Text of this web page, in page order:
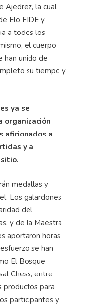
Ajedrez, la cual
Elo FIDE y
a todos los
el cuerpo
han unido de
su tiempo y
ya se
aficionados a
y a
medallas y
Los galardones
del
y de la Maestra
aportaron horas
se han
El Bosque
Chess, entre
productos para
participantes y